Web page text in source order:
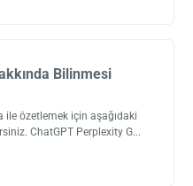
Bilinmesi
ile özetlemek için aşağıdaki
ChatGPT Perplexity G